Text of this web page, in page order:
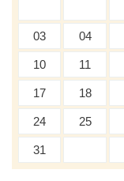
03 04
10 11
17 18
24 25
31